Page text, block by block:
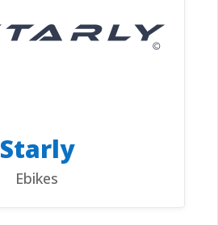
Starly
Ebikes